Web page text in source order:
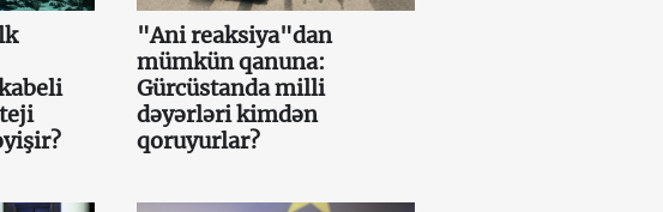
"Ani reaksiya"dan
mümkün qanuna:
Gürcüstanda milli
dəyərləri kimdən
qoruyurlar?